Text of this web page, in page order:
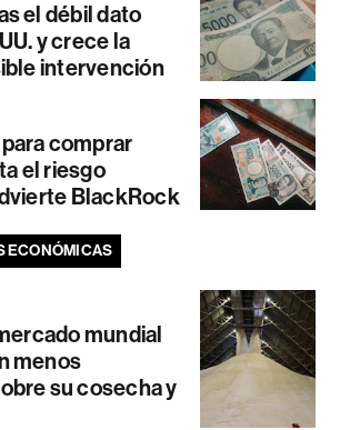
el débil dato
y crece la
intervención
comprar
el riesgo
BlackRock
ECONÓMICAS
mundial
menos
su cosecha y